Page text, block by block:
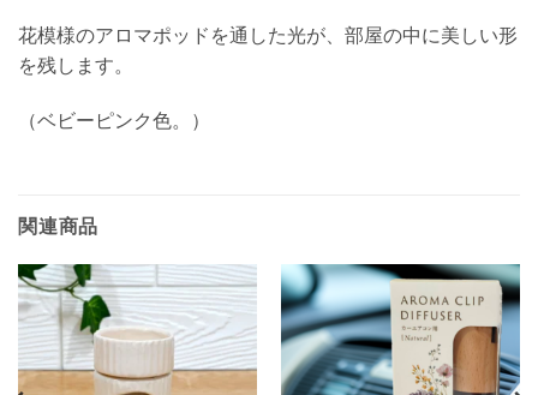
花模様のアロマポッドを通した光が、部屋の中に美しい形
を残します。
（ベビーピンク色。）
関連商品